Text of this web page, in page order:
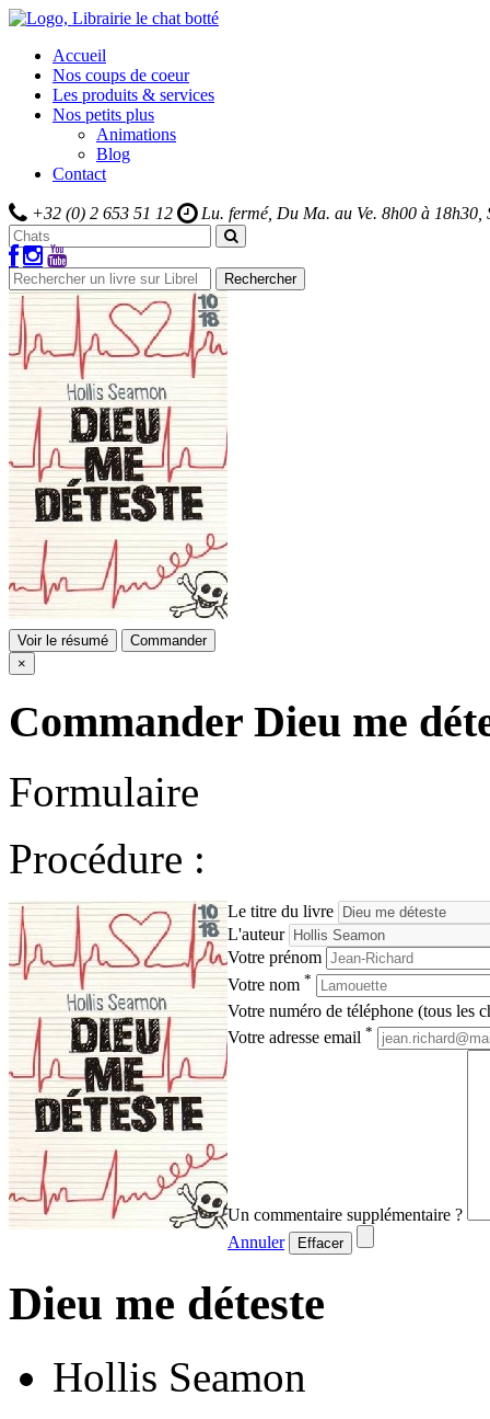
Accueil
Nos coups de coeur
Les produits & services
Nos petits plus
Animations
Blog
Contact
+32 (0) 2 653 51 12 Lu. fermé, Du Ma. au Ve. 8h00 à 18h30,
Rechercher
Voir le résumé
Commander
×
Commander Dieu me
Formulaire
Procédure :
Le titre du livre
L'auteur
Votre prénom
Votre nom *
Votre numéro de téléphone (tous les
Votre adresse email *
Un commentaire supplémentaire ?
Annuler
Effacer
Dieu me déteste
Hollis Seamon